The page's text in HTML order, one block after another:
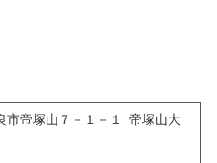
市帝塚山７－１－１ 帝塚山大